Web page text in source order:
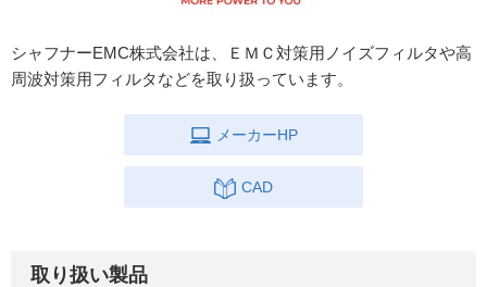
シャフナーEMC株式会社は、ＥＭＣ対策用ノイズフィルタや高
周波対策用フィルタなどを取り扱っています。
メーカーHP
CAD
取り扱い製品